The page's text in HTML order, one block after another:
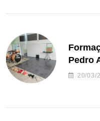
Pedro
20/03/